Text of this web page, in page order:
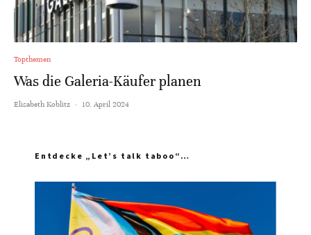
Topthemen
Was die Galeria-Käufer planen
Elisabeth Koblitz · 10. April 2024
Entdecke „Let’s talk taboo“…